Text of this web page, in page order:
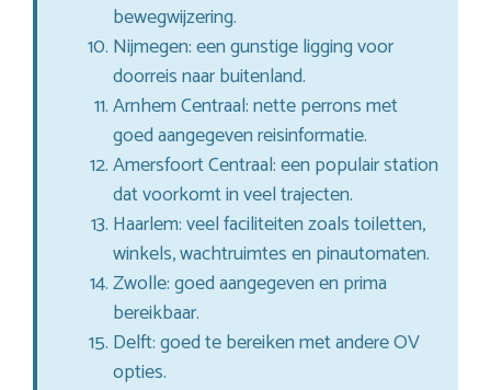
bewegwijzering.
Nijmegen: een gunstige ligging voor
doorreis naar buitenland.
Arnhem Centraal: nette perrons met
goed aangegeven reisinformatie.
Amersfoort Centraal: een populair station
dat voorkomt in veel trajecten.
Haarlem: veel faciliteiten zoals toiletten,
winkels, wachtruimtes en pinautomaten.
Zwolle: goed aangegeven en prima
bereikbaar.
Delft: goed te bereiken met andere OV
opties.